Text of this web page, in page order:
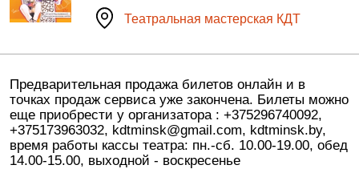
Театральная мастерская КДТ
Предварительная продажа билетов онлайн и в
точках продаж сервиса уже закончена. Билеты можно
еще приобрести у организатора : +375296740092,
+375173963032, kdtminsk@gmail.com, kdtminsk.by,
время работы кассы театра: пн.-сб. 10.00-19.00, обед
14.00-15.00, выходной - воскресенье